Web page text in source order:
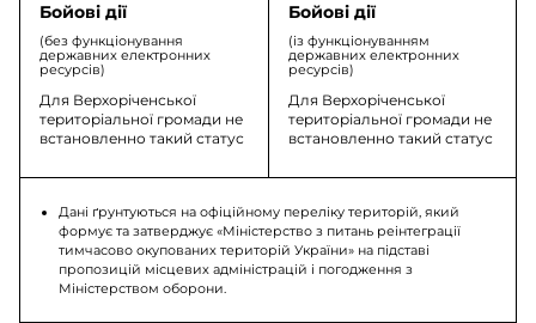
Бойові дії
(без функціонування
державних електронних
ресурсів)
Для Верхоріченської
територіальної громади не
встановленно такий статус
Бойові дії
(із функціонуванням
державних електронних
ресурсів)
Для Верхоріченської
територіальної громади не
встановленно такий статус
Дані ґрунтуються на офіційному переліку територій, який
формує та затверджує «Міністерство з питань реінтеграції
тимчасово окупованих територій України» на підставі
пропозицій місцевих адміністрацій і погодження з
Міністерством оборони.